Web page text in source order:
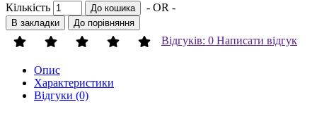
Кількість До кошика - OR -
В закладки До порівняння
Відгуків: 0 Написати відгук
Опис
Характеристики
Відгуки (0)